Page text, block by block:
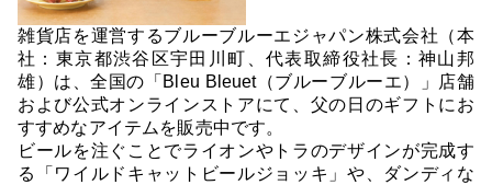
雑貨店を運営するブルーブルーエジャパン株式会社（本
社：東京都渋谷区宇田川町、代表取締役社長：神山邦
雄）は、全国の「Bleu Bleuet（ブルーブルーエ）」店舗
および公式オンラインストアにて、父の日のギフトにお
すすめなアイテムを販売中です。
ビールを注ぐことでライオンやトラのデザインが完成す
る「ワイルドキャットビールジョッキ」や、ダンディな